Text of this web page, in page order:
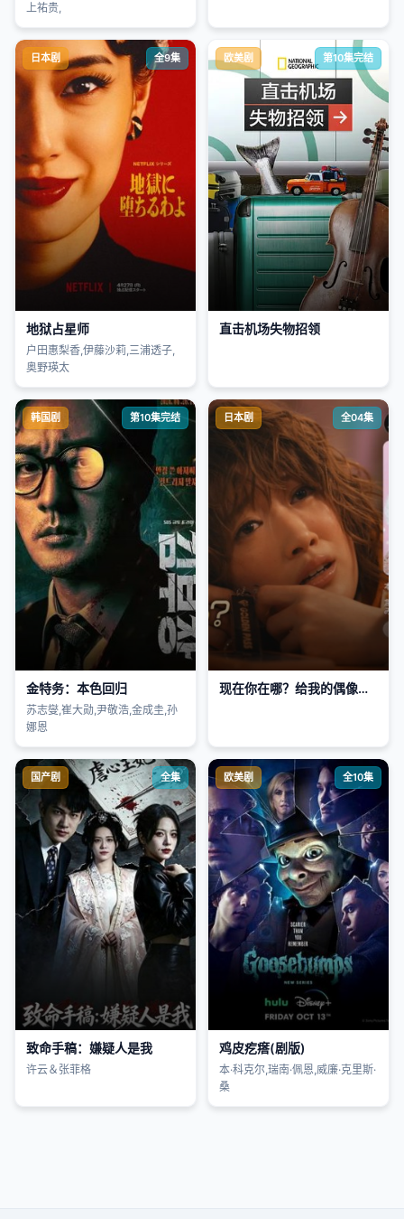
上祐贵,
日本剧 全9集
地狱占星师
户田惠梨香,伊藤沙莉,三浦透子,
奥野瑛太
欧美剧 第10集完结
直击机场失物招领
韩国剧 第10集完结
金特务：本色回归
苏志燮,崔大勋,尹敬浩,金成圭,孙
娜恩
日本剧 全04集
现在你在哪？给我的偶像装了GPS
国产剧 全集
致命手稿：嫌疑人是我
许云＆张菲格
欧美剧 全10集
鸡皮疙瘩(剧版)
本·科克尔,瑞南·佩恩,威廉·克里斯·
桑